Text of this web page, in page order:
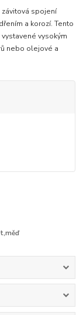
spojení
a korozí. Tento
vysokým
nebo olejové a